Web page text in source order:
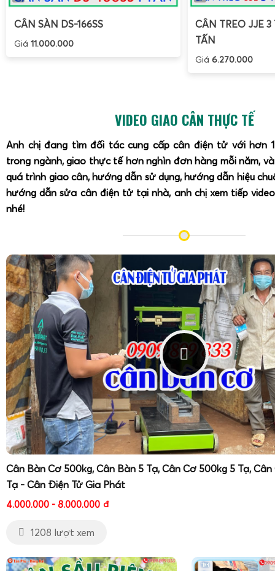
CÂN SÀN DS-166SS
Giá 11.000.000
CÂN TREO JJE
TẤN
Giá6.270.000
VIDEO GIAO CÂN THỰC TẾ
Anh chị đang tìm đối tác cung cấp cân điện tử với hơn
trong ngành, giao thực tế hơn nghìn đơn hàng mỗi năm,
quá trình giao cân, hướng dẫn sử dụng, hướng dẫn hiệu
hướng dẫn sửa cân điện tử tại nhà, anh chị xem tiếp
nhé!
Cân Bàn Cơ 500kg, Cân Bàn 5 Tạ, Cân Cơ 500kg 5 Tạ,
Tạ - Cân Điện Tử Gia Phát
4.000.000 - 8.000.000 đ
1208 lượt xem